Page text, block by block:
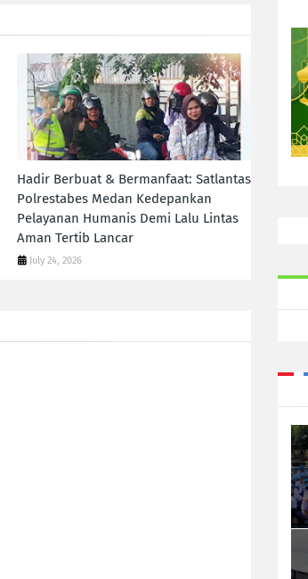
Hadir Berbuat & Bermanfaat: Satlantas
Polrestabes Medan Kedepankan
Pelayanan Humanis Demi Lalu Lintas
Aman Tertib Lancar
July 24, 2026